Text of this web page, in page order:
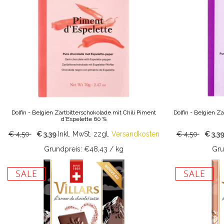
Dolfin - Belgien Zartbitterschokolade mit Chili Piment
d’Espelette 60 %
€ 4,50 € 3,39 Inkl. MwSt. zzgl. Versandkosten
Grundpreis: €48,43 / kg
Dolfin - Belgien
€ 4,50
€
SALE SALE